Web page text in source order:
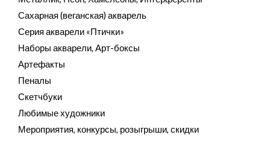
Сахарная (веганская) акварель
Серия акварели «Птички»
Наборы акварели, Арт-боксы
Артефакты
Пеналы
Скетчбуки
Любимые художники
Мероприятия, конкурсы, розыгрыши, скидки